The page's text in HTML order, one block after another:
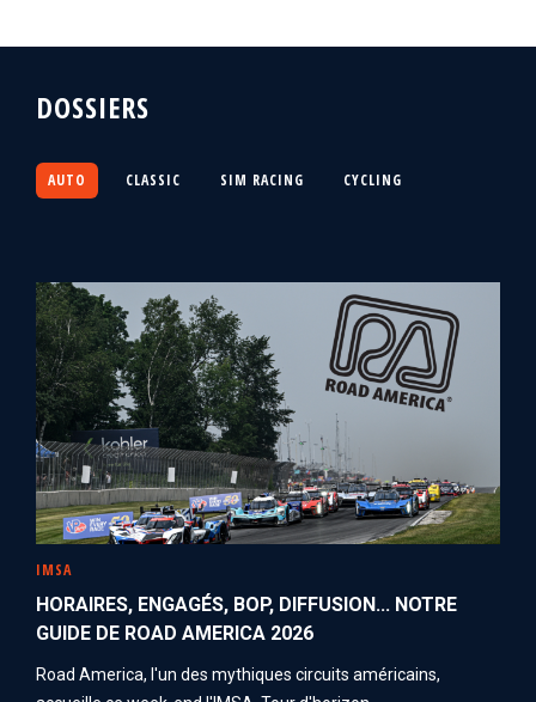
DOSSIERS
AUTO CLASSIC SIM RACING CYCLING
IMSA
HORAIRES, ENGAGÉS, BOP, DIFFUSION... NOTRE
GUIDE DE ROAD AMERICA 2026
Road America, l'un des mythiques circuits américains,